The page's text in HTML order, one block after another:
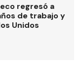
regresó a
de trabajo y
Unidos